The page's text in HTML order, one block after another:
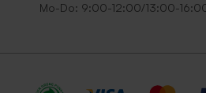
Mo-Do: 9:00-12:00/13:00-